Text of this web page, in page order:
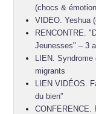
(chocs &
VIDEO. Yeshua
RENCONTRE.
Jeunesses" – 3
LIEN.
migrants
LIEN VIDÉOS.
du bien”
CONFERENCE.